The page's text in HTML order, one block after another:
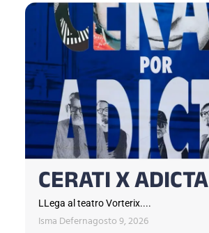
CERATI X ADICTA
LLega al teatro Vorterix....
Isma Defernagosto 9, 2026